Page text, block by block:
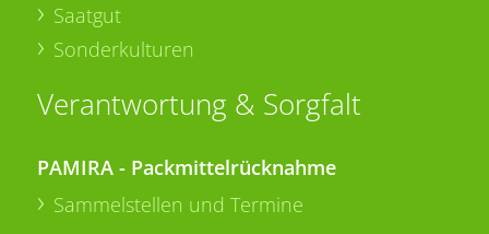
Saatgut
Sonderkulturen
Verantwortung & Sorgfalt
PAMIRA - Packmittelrücknahme
Sammelstellen und Termine